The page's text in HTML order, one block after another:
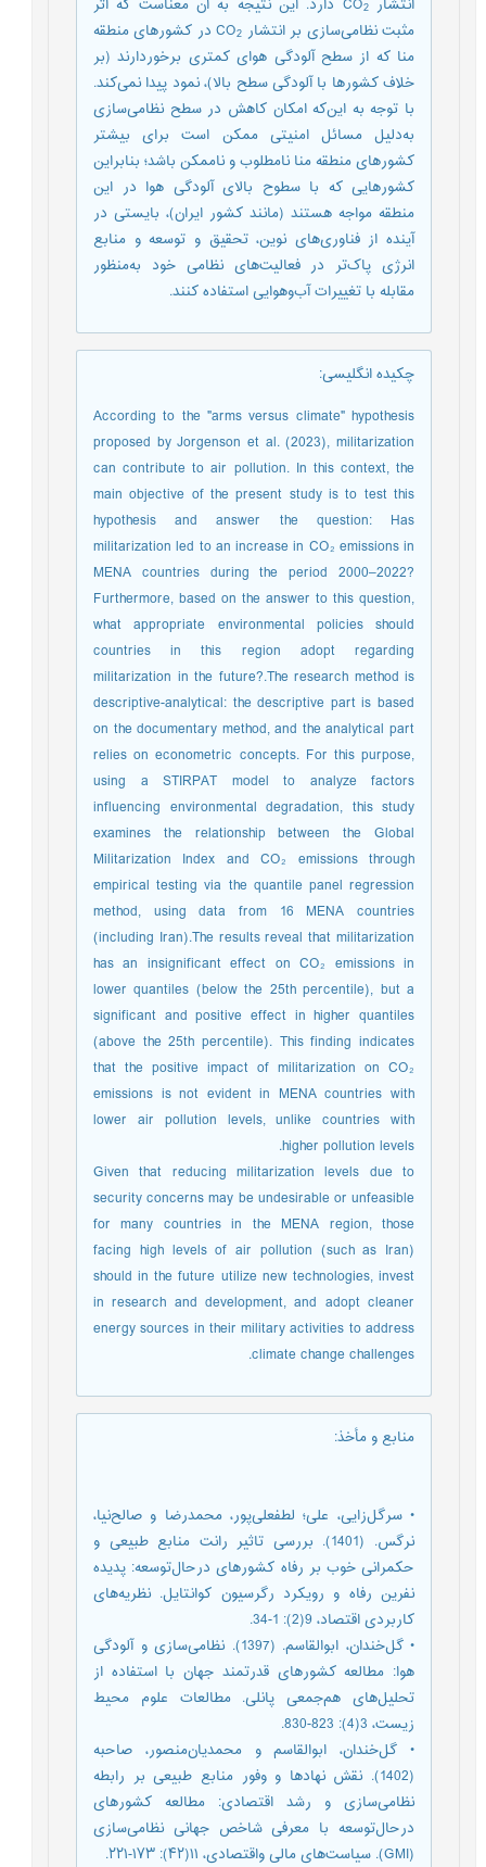
انتشار CO 2
دارد. این نتیجه به آن معناست که اثر
مثبت نظامی‌سازی بر انتشار CO2
در کشورهای منطقه
منا که از سطح آلودگی هوای کمتری برخوردارند (بر
خلاف کشورها با آلودگی سطح بالا)، نمود پیدا نمی‌کند.
با توجه به این‌که امکان کاهش در سطح نظامی‌سازی
به‌دلیل مسائل امنیتی ممکن است برای بیشتر
کشورهای منطقه منا نامطلوب و ناممکن باشد؛ بنابراین
کشورهایی که با سطوح بالای آلودگی هوا در این
منطقه مواجه هستند (مانند کشور ایران)، بایستی در
آینده از فناوری‌های نوین، تحقیق و توسعه و منابع
انرژی پاک‌تر در فعالیت‌های نظامی خود به‌منظور
مقابله با تغییرات آب‌وهوایی استفاده کنند.
چکیده انگلیسی:
According to the "arms versus climate" hypothesis
proposed by Jorgenson et al. (2023), militarization
can contribute to air pollution. In this context, the
main objective of the present study is to test this
hypothesis and answer the question: Has
militarization led to an increase in CO₂ emissions in
MENA countries during the period 2000–2022?
Furthermore, based on the answer to this question,
what appropriate environmental policies should
countries in this region adopt regarding
militarization in the future?.The research method is
descriptive-analytical: the descriptive part is based
on the documentary method, and the analytical part
relies on econometric concepts. For this purpose,
using a STIRPAT model to analyze factors
influencing environmental degradation, this study
examines the relationship between the Global
Militarization Index and CO₂ emissions through
empirical testing via the quantile panel regression
method, using data from 16 MENA countries
(including Iran).The results reveal that militarization
has an insignificant effect on CO₂ emissions in
lower quantiles (below the 25th percentile), but a
significant and positive effect in higher quantiles
(above the 25th percentile). This finding indicates
that the positive impact of militarization on CO₂
emissions is not evident in MENA countries with
lower air pollution levels, unlike countries with
higher pollution levels.
Given that reducing militarization levels due to
security concerns may be undesirable or unfeasible
for many countries in the MENA region, those
facing high levels of air pollution (such as Iran)
should in the future utilize new technologies, invest
in research and development, and adopt cleaner
energy sources in their military activities to address
climate change challenges.
منابع و مأخذ:
• سرگل‌زایی، علی؛ لطفعلی‌پور، محمدرضا و صالح‌نیا،
نرگس. (1401). بررسی تاثیر رانت منابع طبیعی و
حکمرانی خوب بر رفاه کشورهای درحال‌توسعه: پدیده
نفرین رفاه و رویکرد رگرسیون کوانتایل. نظریه‌های
کاربردی اقتصاد، 9(2): 1-34.
• گل‌خندان، ابوالقاسم. (1397). نظامی‌سازی و آلودگی
هوا: مطالعه کشورهای قدرتمند جهان با استفاده از
تحلیل‌های هم‌جمعی پانلی. مطالعات علوم محیط
زیست، 3(4): 823-830.
• گل‌خندان، ابوالقاسم و محمدیان‌منصور، صاحبه
(1402). نقش نهادها و وفور منابع طبیعی بر رابطه
نظامی‌سازی و رشد اقتصادی: مطالعه کشورهای
درحال‌توسعه با معرفی شاخص جهانی‌ نظامی‌سازی